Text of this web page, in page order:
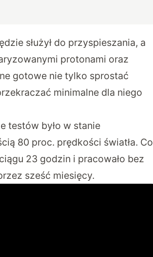
służył do przyspieszania, a
protonami oraz
gotowe nie tylko sprostać
minimalne dla niego
testów było w stanie
80 proc. prędkości światła. Co
23 godzin i pracowało bez
sześć miesięcy.